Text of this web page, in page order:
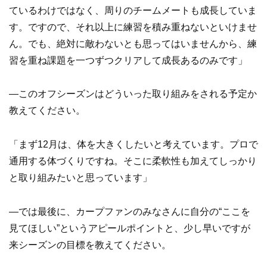
ているわけではなく、周りのチームメートも成長していま
す。ですので、それ以上に練習を積み重ねないといけませ
ん。でも、絶対に敵わないとも思ってはいませんから、練
習を重ね課題を一つずつクリアして成長あるのみです」
―このオフシーズンはどういった取り組みをされる予定か
教えてください。
「まず12月は、体を大きくしたいと考えています。プロで
通用する体づくりですね。そこに柔軟性も加えてしっかり
と取り組みたいと思っています」
―では最後に、カープファンのみなさんに自分の“ここを
見てほしい”というアピールポイントと、少し早いですが
来シーズンの目標を教えてください。